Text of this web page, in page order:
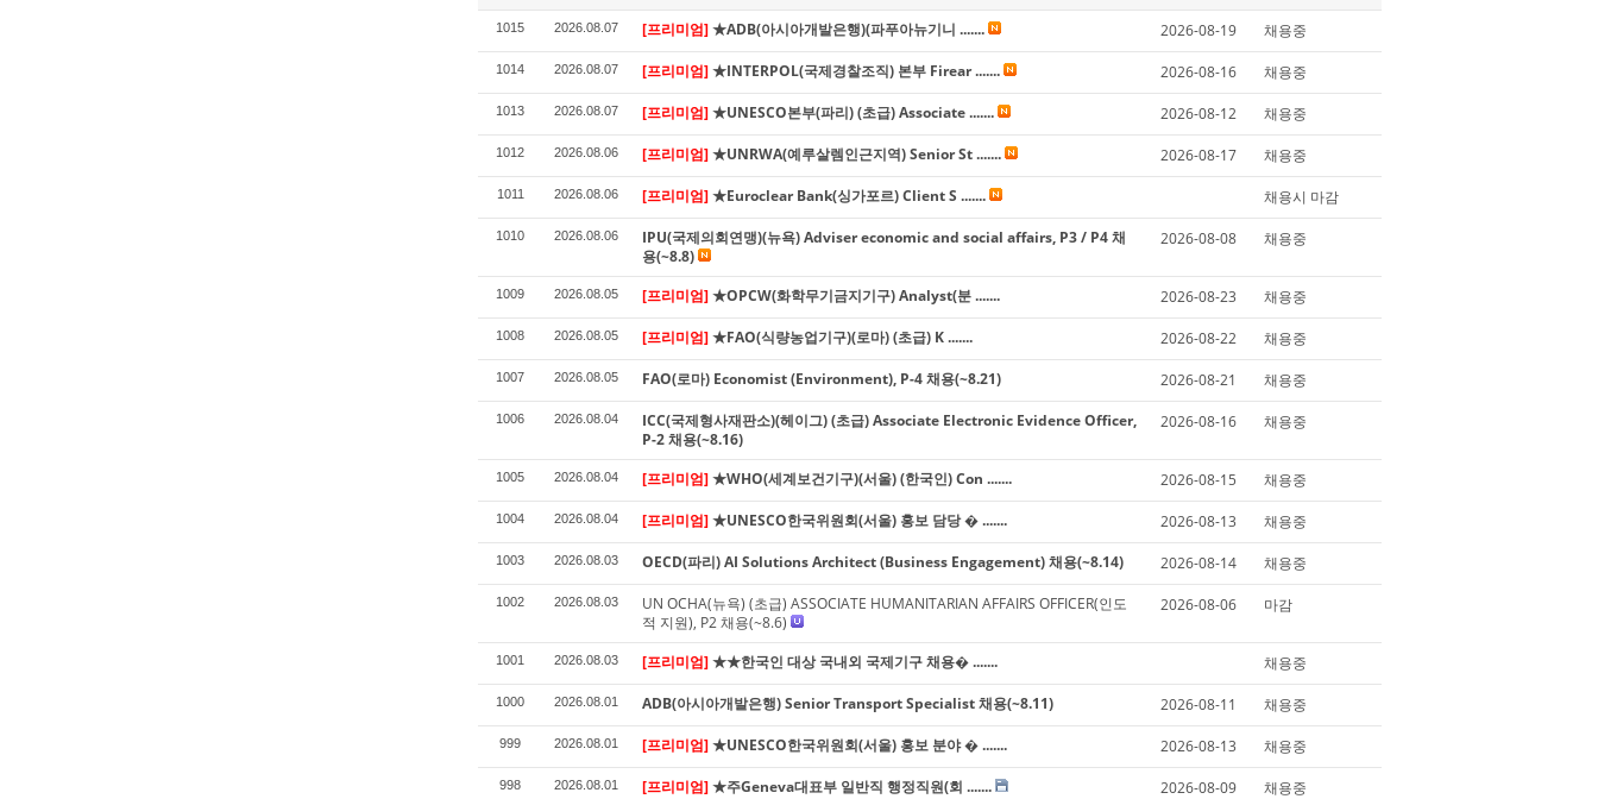
1015 2026.08.07 [프리미엄]★ADB(아시아개발은행)(파푸아뉴기니 ....... 2026-08-19 채용중
1014 2026.08.07 [프리미엄]★INTERPOL(국제경찰조직) 본부 Firear ....... 2026-08-16 채용중
1013 2026.08.07 [프리미엄]★UNESCO본부(파리) (초급) Associate ....... 2026-08-12 채용중
1012 2026.08.06 [프리미엄]★UNRWA(예루살렘인근지역) Senior St ....... 2026-08-17 채용중
1011 2026.08.06 [프리미엄]★Euroclear Bank(싱가포르) Client S ....... 채용시 마감
1010 2026.08.06
IPU(국제의회연맹)(뉴욕) Adviser economic and social affairs, P3 / P4 채
용(~8.8)
2026-08-08 채용중
1009 2026.08.05 [프리미엄]★OPCW(화학무기금지기구) Analyst(분 ....... 2026-08-23 채용중
1008 2026.08.05 [프리미엄]★FAO(식량농업기구)(로마) (초급) K ....... 2026-08-22 채용중
1007 2026.08.05 FAO(로마) Economist (Environment), P-4 채용(~8.21) 2026-08-21 채용중
1006 2026.08.04
ICC(국제형사재판소)(헤이그) (초급) Associate Electronic Evidence Officer,
P-2 채용(~8.16)
2026-08-16 채용중
1005 2026.08.04 [프리미엄]★WHO(세계보건기구)(서울) (한국인) Con ....... 2026-08-15 채용중
1004 2026.08.04 [프리미엄]★UNESCO한국위원회(서울) 홍보 담당 � ....... 2026-08-13 채용중
1003 2026.08.03 OECD(파리) AI Solutions Architect (Business Engagement) 채용(~8.14) 2026-08-14 채용중
1002 2026.08.03
UN OCHA(뉴욕) (초급) ASSOCIATE HUMANITARIAN AFFAIRS OFFICER(인도
적 지원), P2 채용(~8.6)
2026-08-06 마감
1001 2026.08.03 [프리미엄]★★한국인 대상 국내외 국제기구 채용� ....... 채용중
1000 2026.08.01 ADB(아시아개발은행) Senior Transport Specialist 채용(~8.11) 2026-08-11 채용중
999 2026.08.01 [프리미엄]★UNESCO한국위원회(서울) 홍보 분야 � ....... 2026-08-13 채용중
998 2026.08.01 [프리미엄]★주Geneva대표부 일반직 행정직원(회 ....... 2026-08-09 채용중